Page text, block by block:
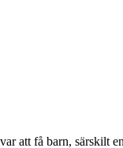
att få barn, särskilt